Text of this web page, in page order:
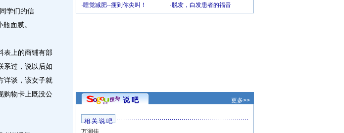
学们的信
面膜。
表上的商铺有部
系过，说以后如
详谈，该女子就
购物卡上既没公
·睡觉减肥--瘦到你尖叫！ · 脱发，白发患者的福音
说 吧 更多>>
相 关 说 吧
万润佳